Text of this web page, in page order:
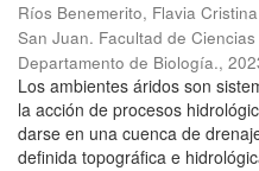
Ríos Benemerito, Flavia
San Juan. Facultad de
Departamento de Biología.,
Los ambientes áridos son
la acción de procesos
darse en una cuenca de
definida topográfica e